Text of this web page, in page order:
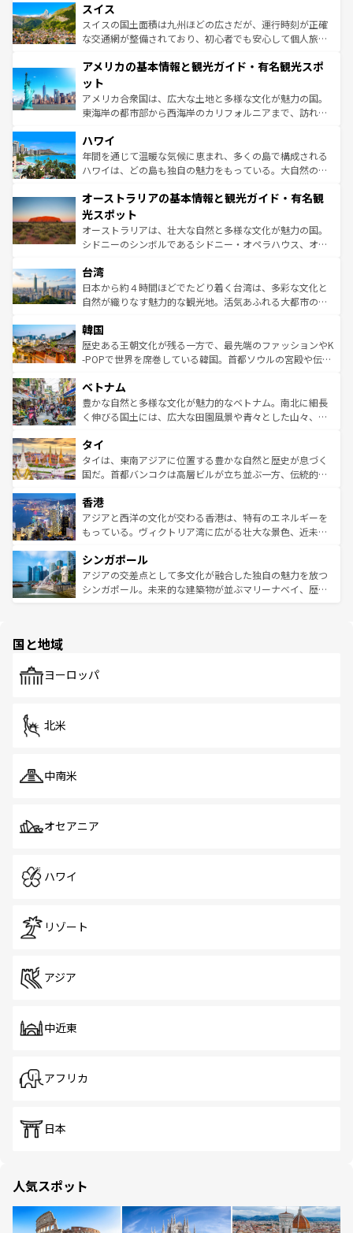
れる地方に足を運ぶとそれぞれで全く異なる文化を体験で
きるだろう。 なお、新着のフランス情報はコンテンツ一覧
を参照してほしい。
は、お酒好きな人にはぜひ体験してほしい。 なお、新着の
ドイツ情報はコンテンツ一覧を参照してほしい。
リアごとに異なる魅力がある。また、優雅なアフタヌーン
ティー、ビール好きにはたまらない英国パブ、サッカー観
戦など、本場だからこそできる体験も豊富。イギリスを旅
ンツ一覧を参照してほしい。
スイス
スイスの国土面積は九州ほどの広さだが、運行時刻が正確
な交通網が整備されており、初心者でも安心して個人旅行
の建物がそのまま残る町や、スイスならではのユニークな
博物館もあり、アルプス観光だけでなく町歩きも満喫する
ことができる。国民の所得が高いため物価も高いが、旅行
者向けの交通パス提供のサービスもあり、うまく活用すれ
着のスイス情報は
アメリカの基本情報と観光ガイド・有名観光スポ
ット
アメリカ合衆国は、広大な土地と多様な文化が魅力の国。
東海岸の都市部から西海岸のカリフォルニアまで、訪れる
のような巨大都市は、観光、ショッピング、エンターテイ
ンメントが詰まった刺激的なスポットだ。一方、アメリカ
西部には大自然が広がり、グランドキャニオンやイエロー
部のニューオーリンズでは、音楽と美食が融合した独特の
文化が魅力。旅行者はアメリカの各地域で異なる魅力を楽
しみながら、その多様性と豊かな歴史を感じることができ
るだろう。車でのロードトリップや列車の旅も、アメリカ
情報は
ハワイ
年間を通じて温暖な気候に恵まれ、多くの島で構成される
ハワイは、どの島も独自の魅力をもっている。大自然の神
ワイ島は見逃せない。また、定番の観光地といえばオアフ
島だが、静かな自然を求めるならマウイ島やカウアイ島が
おすすめ。エメラルドグリーンに輝く海をはじめ、豊かな
文化や歴史が息づいている。「アロハスピリット」と呼ば
人々、おいしいローカルフードやハワイアンミュージッ
ク、伝統的なフラダンスなど、すべてがハワイの魅力を彩
っている。訪れるたびに新しい発見と感動が待っているハ
はコンテンツ一覧
オーストラリアの基本情報と観光ガイド・有名観
光スポット
オーストラリアは、壮大な自然と多様な文化が魅力の国。
シドニーのシンボルであるシドニー・オペラハウス、オー
リアリーフや大陸中央部にそびえるウルル（エアーズロッ
ク）、タスマニアの美しい原生林やケアンズの熱帯雨林な
ど、見どころがたくさん。また、カフェやワイン、オージ
いる。アクティビティも充実しており、サーフィンやダイ
ビング、ハイキングなど、アウトドア好きにはたまらな
い。オーストラリアの多彩な魅力を存分に味わいつくそ
参照してほしい。
台湾
日本から約４時間ほどでたどり着く台湾は、多彩な文化と
自然が織りなす魅力的な観光地。活気あふれる大都市の台
ン）、静ひつな山岳地帯である台湾東部など、都市の喧騒
と山間の静けさが共存しており、訪れる人に新しい発見と
驚きをもたらしてくれる。また、奥深い台湾の食文化も魅
容にもいいと評判のスイーツなど、バラエティ豊かな料理
が味わえる。 なお、新着の台湾情報は コンテンツ一覧を参
照してほしい。
韓国
歴史ある王朝文化が残る一方で、最先端のファッションやK
-POPで世界を席巻している韓国。首都ソウルの宮殿や伝統
き、地方に足を延ばせば四季折々の自然美を楽しむことが
できる。そして、キムチや焼肉、絶品のストリートフード
まで、さまざまな韓国料理が待っている。夜には、韓国な
リティに包まれながら、韓国の多彩な魅力を心ゆくまで味
わってみてほしい。 なお、新着の韓国情報はコンテンツ一
覧を参照してほしい。
ベトナム
豊かな自然と多様な文化が魅力的なベトナム。南北に細長
く伸びる国土には、広大な田園風景や青々とした山々、世
急速な発展と共に伝統が息づく。ハノイの古い町並みやホ
ーチミン市のフランス統治時代の建物も、独特の雰囲気を
醸し出している。また、バラエティの豊かさとおいしさで
とつ。フォーやバインミー、ベトナムコーヒーなどは、ぜ
ひ現地で味わいたい。どの地域を訪れてもあたたかい人々
が旅行者を迎えてくれるので、きっと忘れられない旅にな
参照してほしい。
タイ
タイは、東南アジアに位置する豊かな自然と歴史が息づく
国だ。首都バンコクは高層ビルが立ち並ぶ一方、伝統的な
の活気が交差している。北部ではチェンマイなどの山岳地
帯で自然と触れ合い、南部ではプーケットやクラビの美し
いビーチでリゾート気分を楽しむことができる。タイ料理
激する。気候は一年中温暖で、どの季節にも異なる楽しみ
が待っている。親しみやすいタイの人々、仏教を中心とし
た文化、そして多様な観光資源が、訪れる旅人を魅了し続
香港
アジアと西洋の文化が交わる香港は、特有のエネルギーを
もっている。ヴィクトリア湾に広がる壮大な景色、近未来
み、どこを訪れても感動するはず。観光スポットが密集し
ており、効率よく見どころを回れるのも魅力。息をのむよ
うな絶景から文化的な体験まで、香港を存分に楽しみ尽く
シンガポール
アジアの交差点として多文化が融合した独自の魅力を放つ
シンガポール。未来的な建築物が並ぶマリーナベイ、歴史
で、ホーカーズは地元の風情を楽しめる外せないスポット
国と地域
ヨーロッパ
北米
中南米
オセアニア
ハワイ
リゾート
アジア
中近東
アフリカ
日本
人気スポット